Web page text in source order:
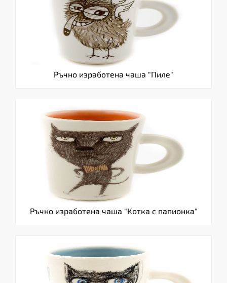
Ръчно изработена чаша "Пиле"
Ръчно изработена чаша "Котка с папионка"